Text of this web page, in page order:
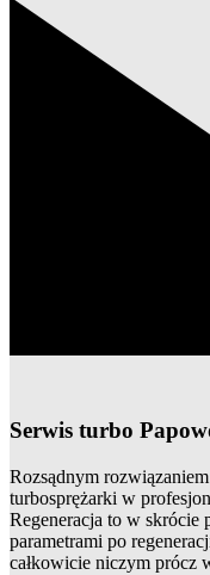
Serwis turbo
Rozsądnym
turbosprężarki w
Regeneracja to w skrócie
parametrami po
całkowicie niczym prócz